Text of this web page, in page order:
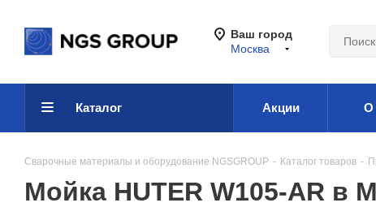
Ваш город
Москва
Каталог Акции О
Сварочные материалы и оборудование NGSGROUP - Каталог товаров -
Мойка HUTER W105-AR в